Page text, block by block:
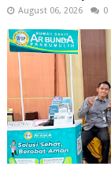
August 06, 2026 0